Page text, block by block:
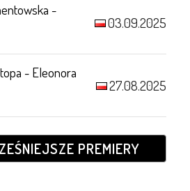
-
03.09.2025
- Eleonora
27.08.2025
PREMIERY